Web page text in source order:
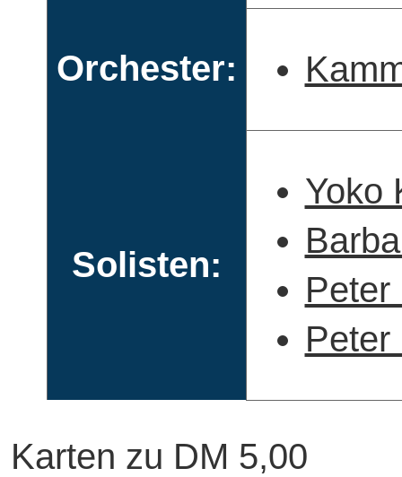
Orchester:
Solisten:
Yoko
Peter
Peter
Karten zu DM 5,00